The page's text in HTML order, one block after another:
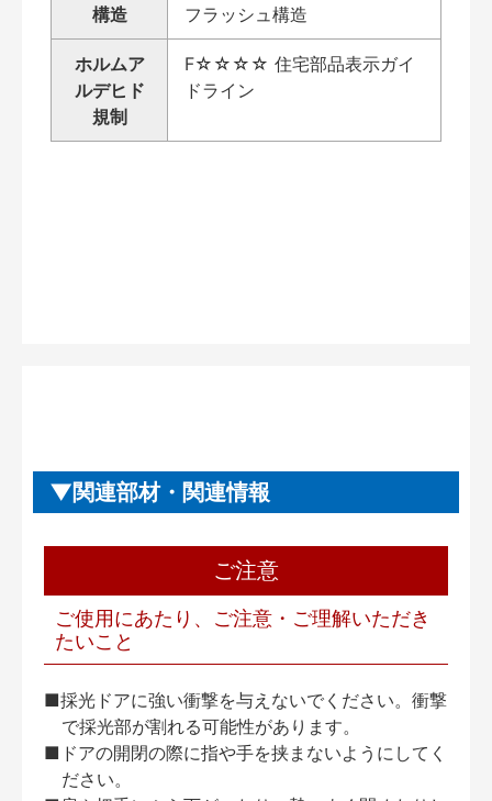
構造 フラッシュ構造
ホルムア
ルデヒド
規制
F☆☆☆☆ 住宅部品表示ガイ
ドライン
関連部材・関連情報
ご注意
ご使用にあたり、ご注意・ご理解いただき
たいこと
■採光ドアに強い衝撃を与えないでください。衝撃
で採光部が割れる可能性があります。
■ドアの開閉の際に指や手を挟まないようにしてく
ださい。